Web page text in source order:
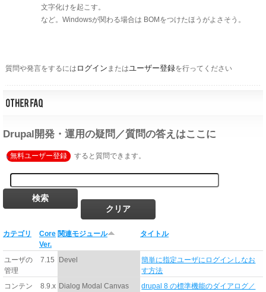
文字化けを起こす。
​など。Windowsが関わる場合は BOMをつけたほうがよさそう。
質問や発言をするには ログイン またはユーザー登録を行ってください
Drupal開発・運用の疑問／質問の答えはここに
無料ユーザー登録 すると質問できます。
カテゴリ
Core
Ver.
関連モジュール タイトル
ユーザの
管理
7.15 Devel
簡単に指定ユーザにログインしなお
す方法
コンテン
8.9.x Dialog Modal Canvas
drupal 8 の標準機能のダイアログ／